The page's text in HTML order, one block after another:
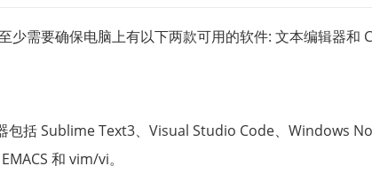
少需要确保电脑上有以下两款可用的软件: 文本编辑器和
包括 Sublime Text3、Visual Studio Code、Windows
和 vim/vi。